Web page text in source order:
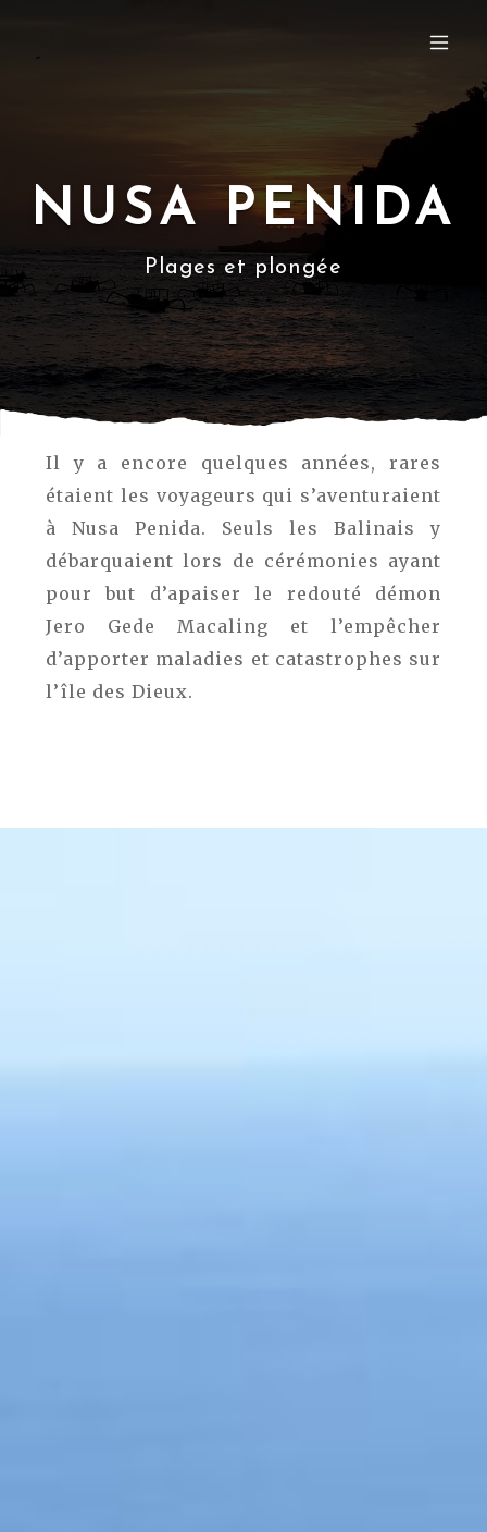
NUSA PENIDA
Plages et plongée
Il y a encore quelques années, rares
étaient les voyageurs qui s’aventuraient
à Nusa Penida. Seuls les Balinais y
débarquaient lors de cérémonies ayant
pour but d’apaiser le redouté démon
Jero Gede Macaling et l’empêcher
d’apporter maladies et catastrophes sur
l’île des Dieux.